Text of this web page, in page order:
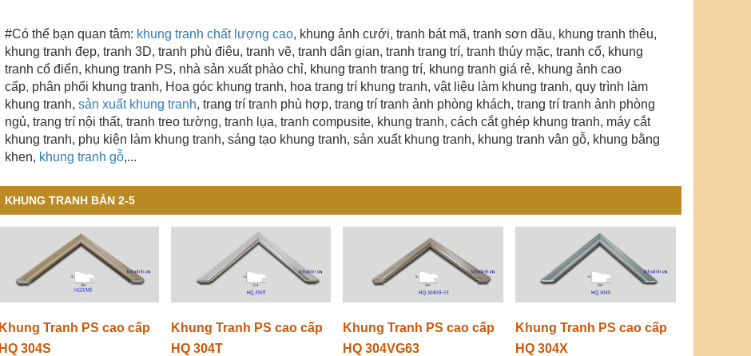
#Có thể bạn quan tâm: khung tranh chất lượng cao, khung ảnh cưới, tranh bát mã, tranh sơn dầu, khung tranh thêu,
khung tranh đẹp, tranh 3D, tranh phù điêu, tranh vẽ, tranh dân gian, tranh trang trí, tranh thúy mặc, tranh cổ, khung
tranh cổ điển, khung tranh PS, nhà sản xuất phào chỉ, khung tranh trang trí, khung tranh giá rẻ, khung ảnh cao
cấp, phân phối khung tranh, Hoa góc khung tranh, hoa trang trí khung tranh, vật liệu làm khung tranh, quy trình làm
khung tranh, sản xuất khung tranh, trang trí tranh phù hợp, trang trí tranh ảnh phòng khách, trang trí tranh ảnh phòng
ngủ, trang trí nội thất, tranh treo tường, tranh lụa, tranh compusite, khung tranh, cách cắt ghép khung tranh, máy cắt
khung tranh, phụ kiện làm khung tranh, sáng tạo khung tranh, sản xuất khung tranh, khung tranh vân gỗ, khung bằng
khen, khung tranh gỗ,...
KHUNG TRANH BẢN 2-5
Khung Tranh PS cao cấp
HQ 304S
Khung Tranh PS cao cấp
HQ 304T
Khung Tranh PS cao cấp
HQ 304VG63
Khung Tranh PS cao cấp
HQ 304X